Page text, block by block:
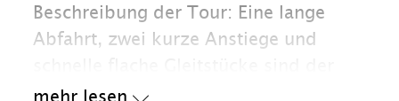
Beschreibung der Tour: Eine lange
Abfahrt, zwei kurze Anstiege und
Charakter dieser mittelschweren
mehr lesen